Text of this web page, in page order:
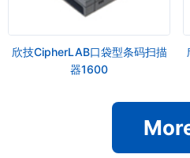
欣技CipherLAB口袋型条码扫描
器1600